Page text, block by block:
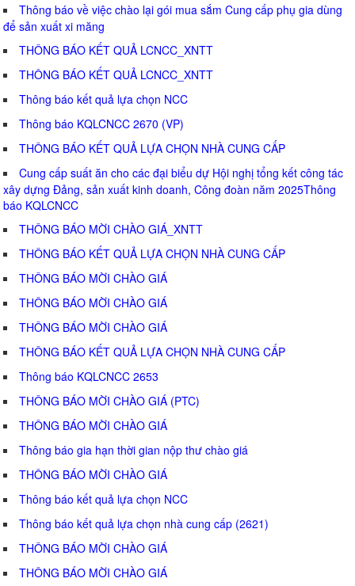
Thông báo về việc chào lại gói mua sắm Cung cấp phụ gia dùng
để sản xuất xi măng
THÔNG BÁO KẾT QUẢ LCNCC_XNTT
THÔNG BÁO KẾT QUẢ LCNCC_XNTT
Thông báo kết quả lựa chọn NCC
Thông báo KQLCNCC 2670 (VP)
THÔNG BÁO KẾT QUẢ LỰA CHỌN NHÀ CUNG CẤP
Cung cấp suất ăn cho các đại biểu dự Hội nghị tổng kết công tác
xây dựng Đảng, sản xuất kinh doanh, Công đoàn năm 2025Thông
báo KQLCNCC
THÔNG BÁO MỜI CHÀO GIÁ_XNTT
THÔNG BÁO KẾT QUẢ LỰA CHỌN NHÀ CUNG CẤP
THÔNG BÁO MỜI CHÀO GIÁ
THÔNG BÁO MỜI CHÀO GIÁ
THÔNG BÁO MỜI CHÀO GIÁ
THÔNG BÁO KẾT QUẢ LỰA CHỌN NHÀ CUNG CẤP
Thông báo KQLCNCC 2653
THÔNG BÁO MỜI CHÀO GIÁ (PTC)
THÔNG BÁO MỜI CHÀO GIÁ
Thông báo gia hạn thời gian nộp thư chào giá
THÔNG BÁO MỜI CHÀO GIÁ
Thông báo kết quả lựa chọn NCC
Thông báo kết quả lựa chọn nhà cung cấp (2621)
THÔNG BÁO MỜI CHÀO GIÁ
THÔNG BÁO MỜI CHÀO GIÁ